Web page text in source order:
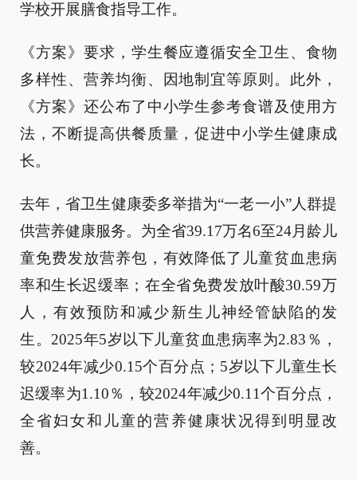
学校开展膳食指导工作。
《方案》要求，学生餐应遵循安全卫生、食物
多样性、营养均衡、因地制宜等原则。此外，
《方案》还公布了中小学生参考食谱及使用方
法，不断提高供餐质量，促进中小学生健康成
长。
去年，省卫生健康委多举措为“一老一小”人群提
供营养健康服务。为全省39.17万名6至24月龄儿
童免费发放营养包，有效降低了儿童贫血患病
率和生长迟缓率；在全省免费发放叶酸30.59万
人，有效预防和减少新生儿神经管缺陷的发
生。2025年5岁以下儿童贫血患病率为2.83％，
较2024年减少0.15个百分点；5岁以下儿童生长
迟缓率为1.10％，较2024年减少0.11个百分点，
全省妇女和儿童的营养健康状况得到明显改
善。